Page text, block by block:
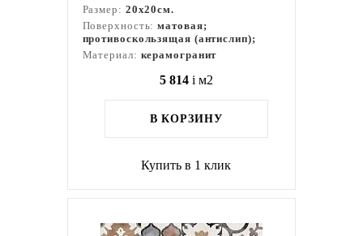
Размер: 20x20см.
Поверхность:матовая;
противоскользящая (антислип);
Материал: керамогранит
5 814 i м2
В КОРЗИНУ
Купить в 1 клик